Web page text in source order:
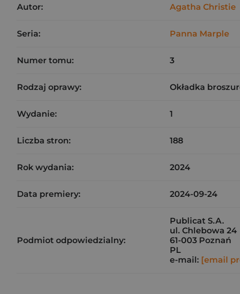
Autor: Agatha Christie
Seria: Panna Marple
Numer tomu: 3
Rodzaj oprawy: Okładka
Wydanie: 1
Liczba stron: 188
Rok wydania: 2024
Data premiery: 2024-09-24
Podmiot odpowiedzialny:
Publicat S.A.
ul. Chlebowa 24
61-003 Poznań
PL
e-mail: [email